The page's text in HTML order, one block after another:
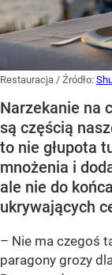
Restauracja / Źródło:
Narzekanie na
są częścią
to nie głupota
mnożenia i
ale nie do
ukrywających
– Nie ma czegoś
paragony grozy